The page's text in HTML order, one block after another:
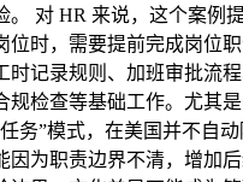
。 对 HR 来说，这个案例
位时，需要提前完成岗位
时记录规则、加班审批流
规检查等基础工作。尤其
务”模式，在美国并不自
因为职责边界不清，增加后